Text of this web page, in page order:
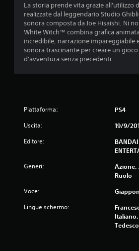
La storia prende vita grazie all'utilizzo
realizzate dal leggendario Studio
sonora composta da Joe Hisaishi. Ni
White Witch™ combina grafica
incredibile, narrazione impareggiabile
sonora trascinante per creare un
d'avventura senza precedenti.
Piattaforma: PS4
Uscita: 19/9/
Editore:
Generi:
Azione,
Ruolo
Voce:
Lingue schermo:
Tedesco